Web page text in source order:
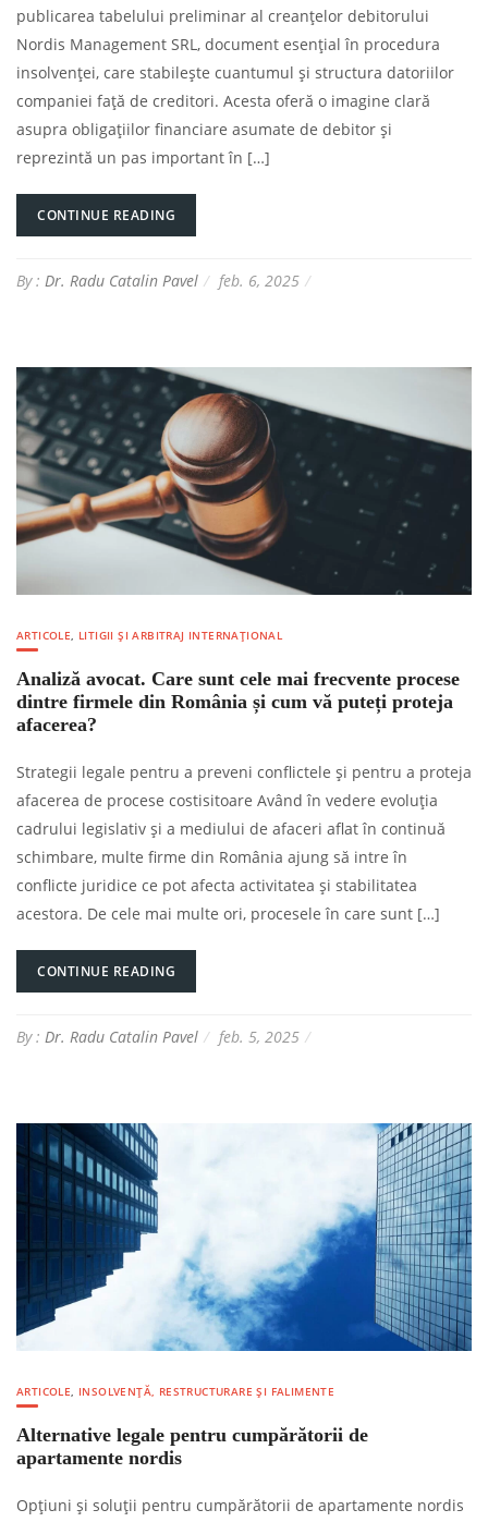
publicarea tabelului preliminar al creanțelor debitorului
Nordis Management SRL, document esențial în procedura
insolvenței, care stabilește cuantumul și structura datoriilor
companiei față de creditori. Acesta oferă o imagine clară
asupra obligațiilor financiare asumate de debitor și
reprezintă un pas important în […]
CONTINUE READING
By : Dr. Radu Catalin Pavel feb. 6, 2025
ARTICOLE, LITIGII ȘI ARBITRAJ INTERNAȚIONAL
Analiză avocat. Care sunt cele mai frecvente procese
dintre firmele din România și cum vă puteți proteja
afacerea?
Strategii legale pentru a preveni conflictele și pentru a proteja
afacerea de procese costisitoare Având în vedere evoluția
cadrului legislativ și a mediului de afaceri aflat în continuă
schimbare, multe firme din România ajung să intre în
conflicte juridice ce pot afecta activitatea și stabilitatea
acestora. De cele mai multe ori, procesele în care sunt […]
CONTINUE READING
By : Dr. Radu Catalin Pavel feb. 5, 2025
ARTICOLE, INSOLVENȚĂ, RESTRUCTURARE ȘI FALIMENTE
Alternative legale pentru cumpărătorii de
apartamente nordis
Opțiuni și soluții pentru cumpărătorii de apartamente nordis